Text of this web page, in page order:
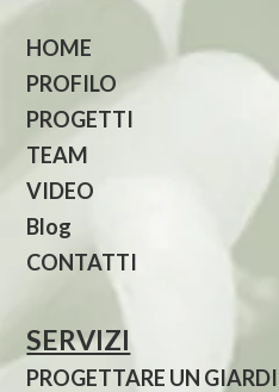
HOME
PROFILO
PROGETTI
TEAM
VIDEO
Blog
CONTATTI
SERVIZI
PROGETTARE UN